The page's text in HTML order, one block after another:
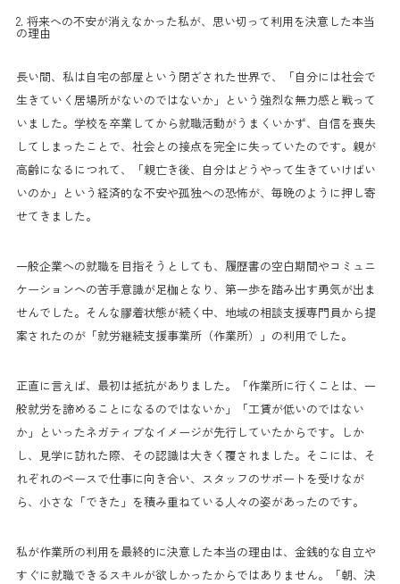
2. 将来への不安が消えなかった私が、思い切って利用を決意した本当
の理由
長い間、私は自宅の部屋という閉ざされた世界で、「自分には社会で
生きていく居場所がないのではないか」という強烈な無力感と戦って
いました。学校を卒業してから就職活動がうまくいかず、自信を喪失
してしまったことで、社会との接点を完全に失っていたのです。親が
高齢になるにつれて、「親亡き後、自分はどうやって生きていけばい
いのか」という経済的な不安や孤独への恐怖が、毎晩のように押し寄
せてきました。
一般企業への就職を目指そうとしても、履歴書の空白期間やコミュニ
ケーションへの苦手意識が足枷となり、第一歩を踏み出す勇気が出ま
せんでした。そんな膠着状態が続く中、地域の相談支援専門員から提
案されたのが「就労継続支援事業所（作業所）」の利用でした。
正直に言えば、最初は抵抗がありました。「作業所に行くことは、一
般就労を諦めることになるのではないか」「工賃が低いのではない
か」といったネガティブなイメージが先行していたからです。しか
し、見学に訪れた際、その認識は大きく覆されました。そこには、そ
れぞれのペースで仕事に向き合い、スタッフのサポートを受けなが
ら、小さな「できた」を積み重ねている人々の姿があったのです。
私が作業所の利用を最終的に決意した本当の理由は、金銭的な自立や
すぐに就職できるスキルが欲しかったからではありません。「朝、決